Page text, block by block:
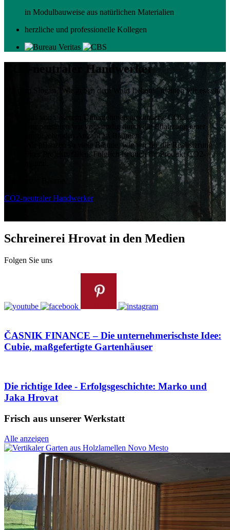
in Modulbauweise aus natürlichen Materialien
herzliche und professionelle Kollegen
CO2-neutraler Handwerker
Mit dem Slogan "Wir geben dem Wald Leben!" meinen wir es sehr
Das von unserem Unternehmen produzierte CO2
kompensieren wir vollständig durch die Pflanzung einer
entsprechenden Anzahl an Bäumen.
Wir pflanzen so viele Bäume, wie wir für die Realisierung
Ihres Projekts fällen. Folglich ist auch Ihr Produkt CO2-
CO2-neutraler Handwerker
Schreinerei Hrovat in den Medien
Folgen Sie uns
ČASNIK FINANCE – Die unternehmerischste Idee:
Cubie, maßgefertigte Gartenhäuser
Die richtige Idee - Erfolgsgeschichte: Marko und
Jaka Hrovat
Frisch aus unserer Werkstatt
Alle anzeigen